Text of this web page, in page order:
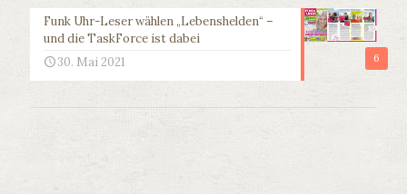
6
Funk Uhr-Leser wählen „Lebenshelden“ –
und die TaskForce ist dabei
30. Mai 2021